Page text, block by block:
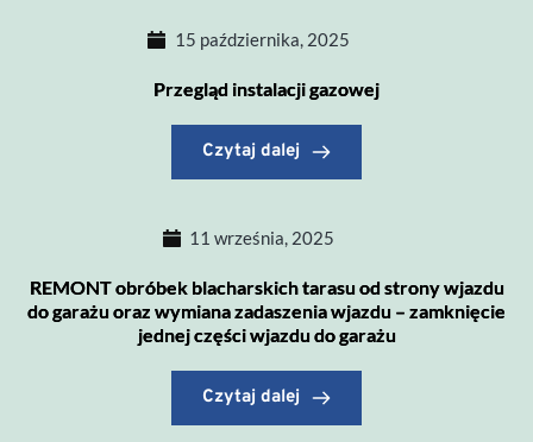
15 października, 2025
Przegląd instalacji gazowej
Czytaj dalej
11 września, 2025
REMONT obróbek blacharskich tarasu od strony wjazdu
do garażu oraz wymiana zadaszenia wjazdu – zamknięcie
jednej części wjazdu do garażu
Czytaj dalej